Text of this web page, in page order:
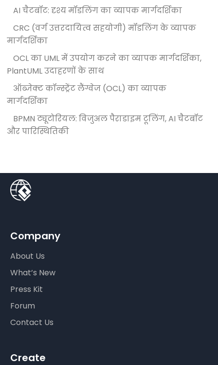
AI चैटबॉट: दृश्य मॉडलिंग का व्यापक मार्गदर्शिका
CRC (वर्ग उत्तरदायित्व सहयोगी) मॉडलिंग के व्यापक
मार्गदर्शिका
OCL का UML में उपयोग करने का व्यापक मार्गदर्शिका,
PlantUML उदाहरणों के साथ
ऑब्जेक्ट कॉन्स्ट्रेंट लैंग्वेज (OCL) का व्यापक
मार्गदर्शिका
BPMN ट्यूटोरियल: विजुअल पैराडाइम टूलिंग, AI चैटबॉट
और पारिस्थितिकी
Company
About Us
What’s New
Press Kit
Forum
Contact Us
Create